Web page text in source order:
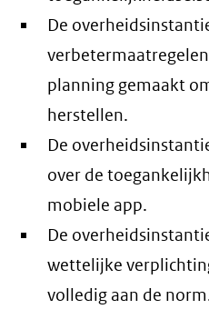
De
planning gemaakt
herstellen.
De
over de
mobiele app.
De
wettelijke
volledig aan de